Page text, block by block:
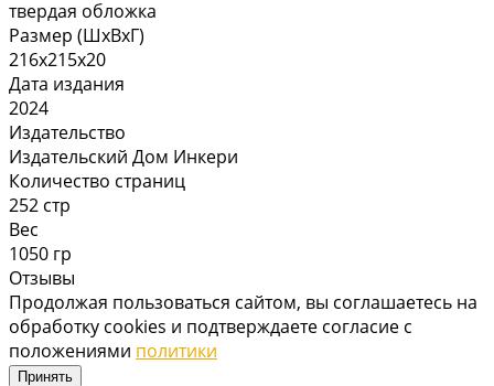
твердая обложка
Размер (ШхВхГ)
216х215х20
Дата издания
2024
Издательство
Издательский Дом Инкери
Количество страниц
252 стр
Вес
1050 гр
Отзывы
Продолжая пользоваться сайтом, вы соглашаетесь на
обработку cookies и подтверждаете согласие с
положениями политики
Принять